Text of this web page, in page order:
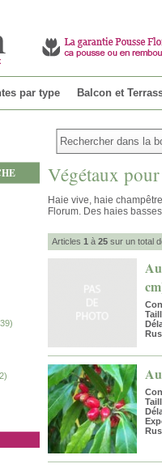
par type Balcon et
Végétaux
Haie vive, haie
Florum. Des haies
Articles 1 à 25 sur un total